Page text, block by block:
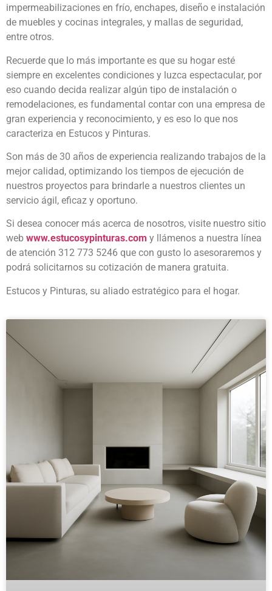
impermeabilizaciones en frío, enchapes, diseño e instalación
de muebles y cocinas integrales, y mallas de seguridad,
entre otros.
Recuerde que lo más importante es que su hogar esté
siempre en excelentes condiciones y luzca espectacular, por
eso cuando decida realizar algún tipo de instalación o
remodelaciones, es fundamental contar con una empresa de
gran experiencia y reconocimiento, y es eso lo que nos
caracteriza en Estucos y Pinturas.
Son más de 30 años de experiencia realizando trabajos de la
mejor calidad, optimizando los tiempos de ejecución de
nuestros proyectos para brindarle a nuestros clientes un
servicio ágil, eficaz y oportuno.
Si desea conocer más acerca de nosotros, visite nuestro sitio
web www.estucosypinturas.com y llámenos a nuestra línea
de atención 312 773 5246 que con gusto lo asesoraremos y
podrá solicitarnos su cotización de manera gratuita.
Estucos y Pinturas, su aliado estratégico para el hogar.